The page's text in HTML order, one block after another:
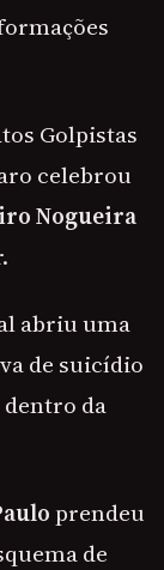
Golpistas
celebrou
Nogueira
abriu uma
de suicídio
da
prendeu
de